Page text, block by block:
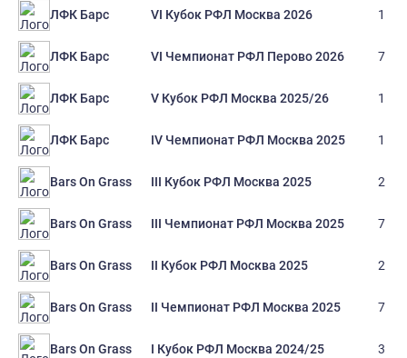
ЛФК Барс VI Кубок РФЛ Москва 2026 1
ЛФК Барс VI Чемпионат РФЛ Перово 2026 7
ЛФК Барс V Кубок РФЛ Москва 2025/26 1
ЛФК Барс IV Чемпионат РФЛ Москва 2025 1
Bars On Grass III Кубок РФЛ Москва 2025 2
Bars On Grass III Чемпионат РФЛ Москва 2025 7
Bars On Grass II Кубок РФЛ Москва 2025 2
Bars On Grass II Чемпионат РФЛ Москва 2025 7
Bars On Grass I Кубок РФЛ Москва 2024/25 3